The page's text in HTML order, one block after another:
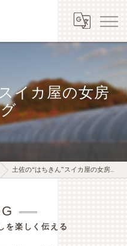
イカ屋の女房
土佐の“はちきん”スイカ屋の女房ブログ
を楽しく伝える